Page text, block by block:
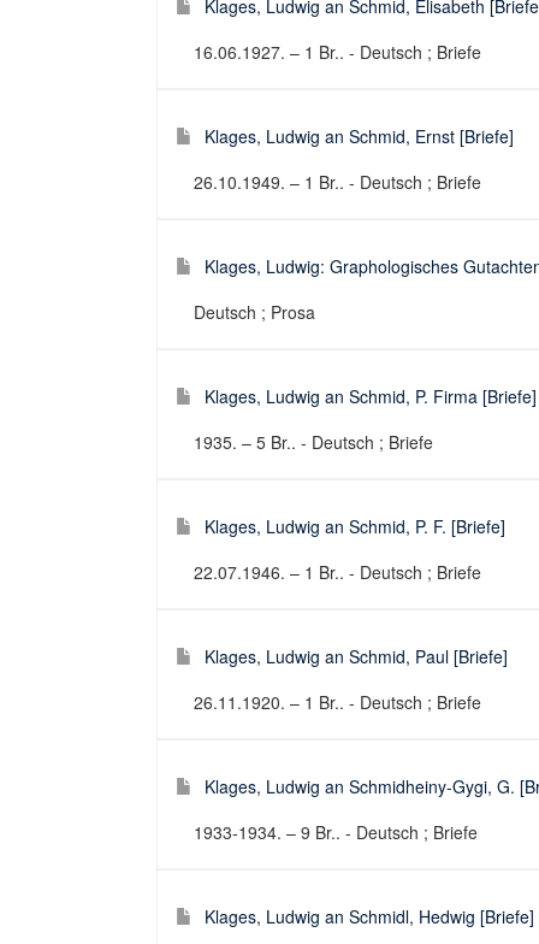
Klages, Ludwig an Schmid, Elisabeth
16.06.1927. – 1 Br.. - Deutsch ; Briefe
Klages, Ludwig an Schmid, Ernst [Briefe]
26.10.1949. – 1 Br.. - Deutsch ; Briefe
Klages, Ludwig: Graphologisches
Deutsch ; Prosa
Klages, Ludwig an Schmid, P. Firma [Briefe]
1935. – 5 Br.. - Deutsch ; Briefe
Klages, Ludwig an Schmid, P. F. [Briefe]
22.07.1946. – 1 Br.. - Deutsch ; Briefe
Klages, Ludwig an Schmid, Paul [Briefe]
26.11.1920. – 1 Br.. - Deutsch ; Briefe
Klages, Ludwig an Schmidheiny-Gygi, G.
1933-1934. – 9 Br.. - Deutsch ; Briefe
Klages, Ludwig an Schmidl, Hedwig [Briefe]